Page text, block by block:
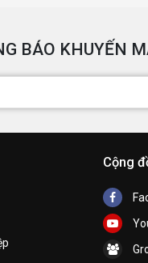
BÁO KHUYẾN
Cộng